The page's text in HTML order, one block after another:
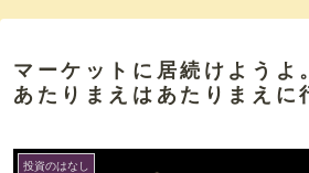
マーケットに居続けようよ
あたりまえはあたりまえに
投資のはなし